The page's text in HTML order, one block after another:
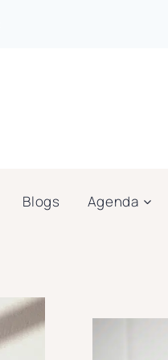
Blogs Agenda